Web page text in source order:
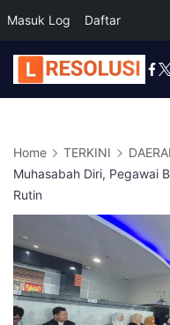
Masuk Log Daftar
Skip
to
Home TERKINI
Muhasabah Diri, Pegawai
Rutin